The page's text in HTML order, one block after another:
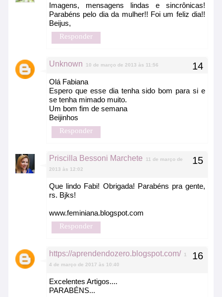
Imagens, mensagens lindas e sincrônicas!
Parabéns pelo dia da mulher!! Foi um feliz dia!!
Beijus,
Responder
Unknown 10 de março de 2013 às 11:56
Olá Fabiana
Espero que esse dia tenha sido bom para si e
se tenha mimado muito.
Um bom fim de semana
Beijinhos
Responder
Priscilla Bessoni Marchete
11 de março de
2013 às 12:02
Que lindo Fabi! Obrigada! Parabéns pra gente,
rs. Bjks!
www.feminiana.blogspot.com
Responder
https://aprendendozero.blogspot.com/
1
4 de março de 2017 às 10:40
Excelentes Artigos....
PARABÉNS...